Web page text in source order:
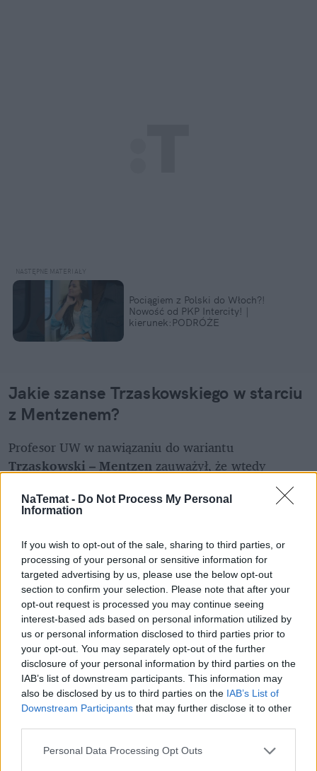
NaTemat - Do Not Process My Personal
Information
If you wish to opt-out of the sale, sharing to third parties, or
processing of your personal or sensitive information for
targeted advertising by us, please use the below opt-out
section to confirm your selection. Please note that after your
opt-out request is processed you may continue seeing
interest-based ads based on personal information utilized by
us or personal information disclosed to third parties prior to
your opt-out. You may separately opt-out of the further
disclosure of your personal information by third parties on the
IAB’s list of downstream participants. This information may
also be disclosed by us to third parties on the IAB’s List of
Downstream Participants that may further disclose it to other
Personal Data Processing Opt Outs
Pociągiem z Polski do Włoch?!
Nowość od PKP Intercity! |
kierunek:PODRÓŻE
Jakie szanse Trzaskowskiego w starciu
z Mentzenem?
Profesor UW w nawiązaniu do wariantu
Trzaskowski – Mentzen zauważył, że wtedy
kandydat KO musiałby zrobić "coś więcej". – Też
będzie faworytem, ale druga tura kosztowałaby go
więcej wysiłku, to znaczy, że trzeba by
przemodelować kampanię i wzmocnić negatywny
przekaz, który pojawia się w kampanii każdego
kandydata – przewiduje.
Być może sztab Trzaskowskiego będzie
wiarygodność.